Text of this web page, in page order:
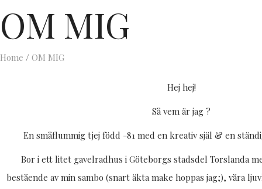
OM MIG
Home / OM MIG
Hej hej!
Så vem är jag ?
En småflummig tjej född -81 med en kreativ själ & en
Bor i ett litet gavelradhus i Göteborgs stadsdel Torslanda
bestående av min sambo (snart äkta make hoppas jag;), våra